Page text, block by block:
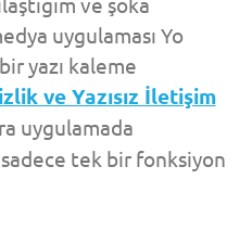
uygulaması Yo
yazı kaleme
ve Yazısız İletişim
uygulamada
tek bir fonksiyon